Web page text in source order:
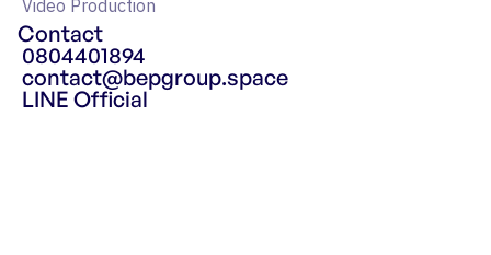
Video Production
Contact
0804401894
contact@bepgroup.space
LINE Official